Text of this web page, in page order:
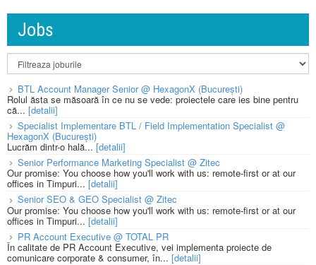
Jobs
BTL Account Manager Senior @ HexagonX (București)
Rolul ăsta se măsoară în ce nu se vede: proiectele care ies bine pentru
că... [detalii]
Specialist Implementare BTL / Field Implementation Specialist @
HexagonX (București)
Lucrăm dintr-o hală... [detalii]
Senior Performance Marketing Specialist @ Zitec
Our promise: You choose how you'll work with us: remote-first or at our
offices in Timpuri... [detalii]
Senior SEO & GEO Specialist @ Zitec
Our promise: You choose how you'll work with us: remote-first or at our
offices in Timpuri... [detalii]
PR Account Executive @ TOTAL PR
În calitate de PR Account Executive, vei implementa proiecte de
comunicare corporate & consumer, în... [detalii]